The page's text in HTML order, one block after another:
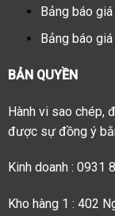
Bảng báo
Bảng báo
BẢN QUYỀN
Hành vi sao chép,
được sự đồng ý
Kinh doanh :
Kho hàng 1 : 402